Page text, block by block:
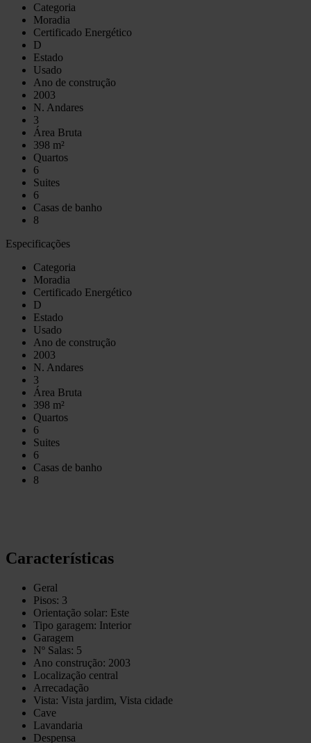
Categoria
Moradia
Certificado Energético
D
Estado
Usado
Ano de construção
2003
N. Andares
3
Área Bruta
398 m²
Quartos
6
Suites
6
Casas de banho
8
Especificações
Categoria
Moradia
Certificado Energético
D
Estado
Usado
Ano de construção
2003
N. Andares
3
Área Bruta
398 m²
Quartos
6
Suites
6
Casas de banho
8
Características
Geral
Pisos: 3
Orientação solar: Este
Tipo garagem: Interior
Garagem
Nº Salas: 5
Ano construção: 2003
Localização central
Arrecadação
Vista: Vista jardim, Vista cidade
Cave
Lavandaria
Despensa